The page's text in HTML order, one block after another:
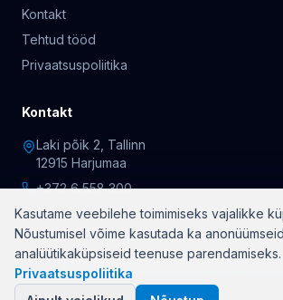
Kasutame veebilehe toimimiseks vajalikke
Nõustumisel võime kasutada ka anonüümseid
analüütikaküpsiseid teenuse parendamiseks.
Privaatsuspoliitika
Kontakt
Tehtud tööd
Privaatsuspoliitika
Kontakt
Laki põik 2, Tallinn
12915 Harjumaa
+372 6 558 300
© 2026 OÜ Rõduklaasid. Kõik